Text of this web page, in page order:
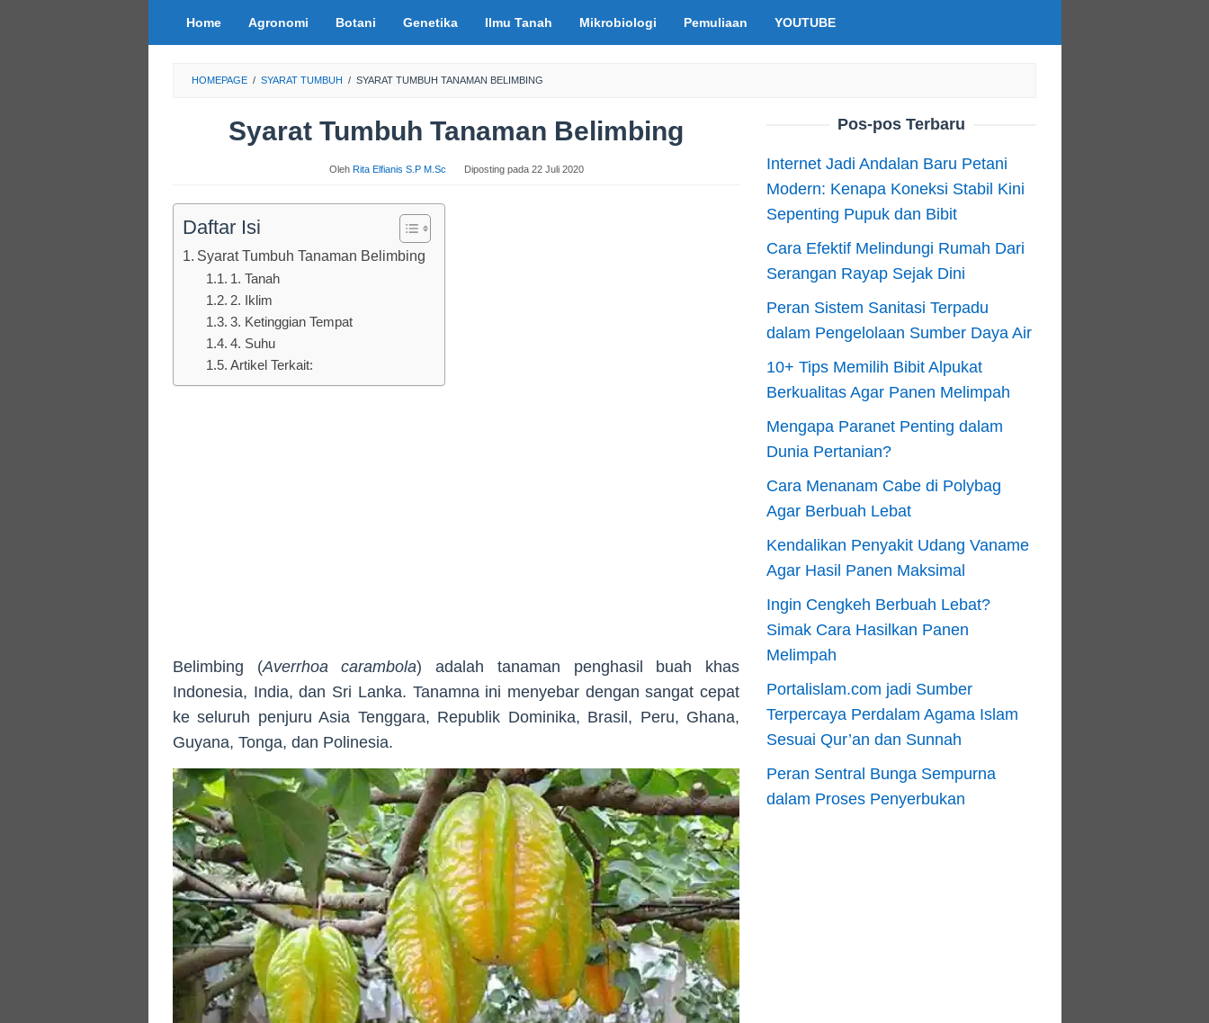
Home Agronomi Botani Genetika Ilmu Tanah Mikrobiologi Pemuliaan YOUTUBE
HOMEPAGE / SYARAT TUMBUH / SYARAT TUMBUH TANAMAN BELIMBING
Syarat Tumbuh Tanaman Belimbing
Oleh Rita Elfianis S.P M.Sc Diposting pada 22 Juli 2020
Daftar Isi
Syarat Tumbuh Tanaman Belimbing
1. Tanah
2. Iklim
3. Ketinggian Tempat
4. Suhu
Artikel Terkait:
Belimbing (Averrhoa carambola) adalah tanaman penghasil buah khas
Indonesia, India, dan Sri Lanka. Tanamna ini menyebar dengan sangat cepat
ke seluruh penjuru Asia Tenggara, Republik Dominika, Brasil, Peru, Ghana,
Guyana, Tonga, dan Polinesia.
Pos-pos Terbaru
Internet Jadi Andalan Baru Petani
Modern: Kenapa Koneksi Stabil Kini
Sepenting Pupuk dan Bibit
Cara Efektif Melindungi Rumah Dari
Serangan Rayap Sejak Dini
Peran Sistem Sanitasi Terpadu
dalam Pengelolaan Sumber Daya Air
10+ Tips Memilih Bibit Alpukat
Berkualitas Agar Panen Melimpah
Mengapa Paranet Penting dalam
Dunia Pertanian?
Cara Menanam Cabe di Polybag
Agar Berbuah Lebat
Kendalikan Penyakit Udang Vaname
Agar Hasil Panen Maksimal
Ingin Cengkeh Berbuah Lebat?
Simak Cara Hasilkan Panen
Melimpah
Portalislam.com jadi Sumber
Terpercaya Perdalam Agama Islam
Sesuai Qur’an dan Sunnah
Peran Sentral Bunga Sempurna
dalam Proses Penyerbukan